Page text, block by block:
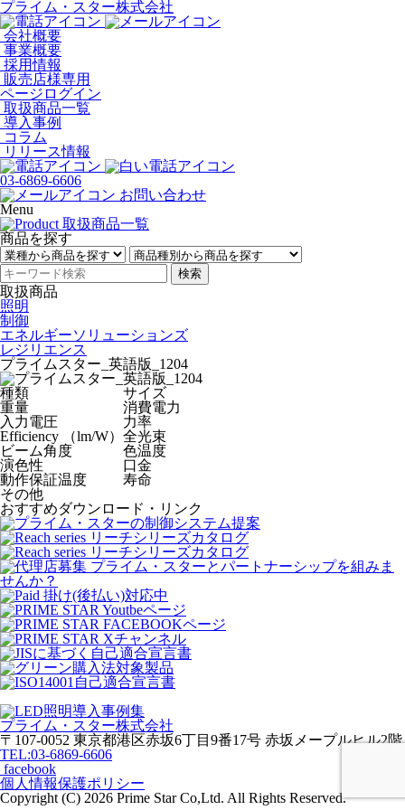
プライム・スター株式会社
会社概要
事業概要
採用情報
販売店様専用
ページログイン
取扱商品一覧
導入事例
コラム
リリース情報
03-6869-6606
お問い合わせ
Menu
商品を探す
検索
取扱商品
照明
制御
エネルギーソリューションズ
レジリエンス
プライムスター_英語版_1204
種類
サイズ
重量
消費電力
入力電圧
力率
Efficiency （lm/W） 全光束
ビーム角度
色温度
演色性
口金
動作保証温度
寿命
その他
おすすめダウンロード・リンク
プライム・スター株式会社
〒107-0052 東京都港区赤坂6丁目9番17号 赤坂メープルヒル2階
TEL:03-6869-6606
facebook
個人情報保護ポリシー
Copyright (C) 2026 Prime Star Co,Ltd. All Rights Reserved.